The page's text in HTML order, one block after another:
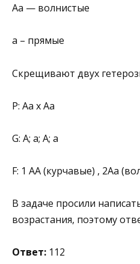
Аа — волнистые
а – прямые
Скрещивают двух
Р: Аа х Аа
G: А; а; А; а
F: 1 АА (курчавые) , 2Аа
В задаче просили
возрастания, поэтому
Ответ: 112